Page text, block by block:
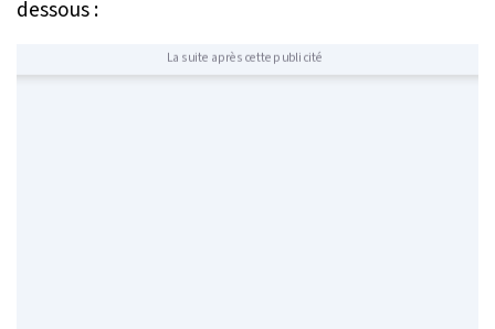
dessous :
La suite après cette publicité